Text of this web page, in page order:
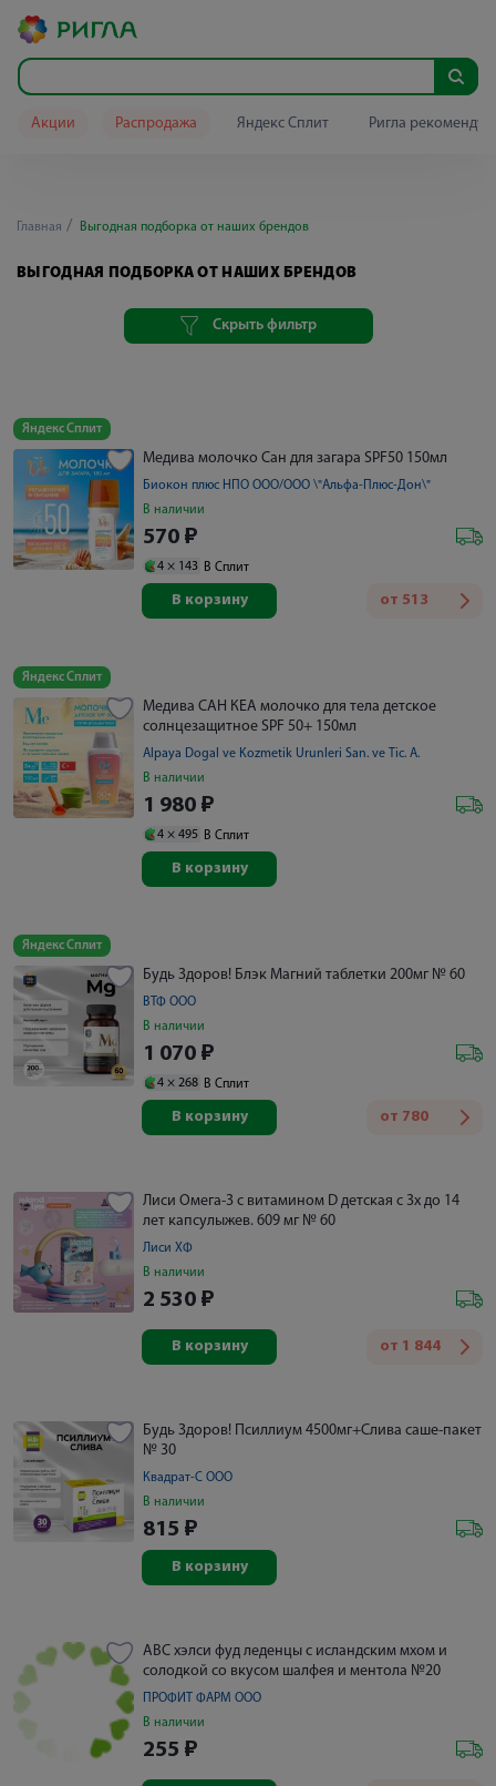
Акции Распродажа Яндекс Сплит Ригла
Главная Выгодная подборка от наших брендов
ВЫГОДНАЯ ПОДБОРКА ОТ НАШИХ БРЕНДОВ
Скрыть фильтр
Яндекс Сплит
Медива молочко Сан для загара SPF50 150мл
Биокон плюс НПО ООО/ООО \"Альфа-Плюс-Дон\"
В наличии
570 ₽
4 × 143 В Сплит
от 513
В корзину
Яндекс Сплит
Медива САН КЕА молочко для тела детское
солнцезащитное SPF 50+ 150мл
Alpaya Dogal ve Kozmetik Urunleri San. ve Tic. A.
В наличии
1 980 ₽
4 × 495 В Сплит
В корзину
Яндекс Сплит
Будь Здоров! Блэк Магний таблетки 200мг № 60
ВТФ ООО
В наличии
1 070 ₽
4 × 268 В Сплит
от 780
В корзину
Лиси Омега-3 с витамином D детская с 3х до 14
лет капсулыжев. 609 мг № 60
Лиси ХФ
В наличии
2 530 ₽
от 1 844
В корзину
Будь Здоров! Псиллиум 4500мг+Слива саше-пакет
№ 30
Квадрат-С ООО
В наличии
815 ₽
В корзину
АВС хэлси фуд леденцы с исландским мхом и
солодкой со вкусом шалфея и ментола №20
ПРОФИТ ФАРМ ООО
В наличии
255 ₽